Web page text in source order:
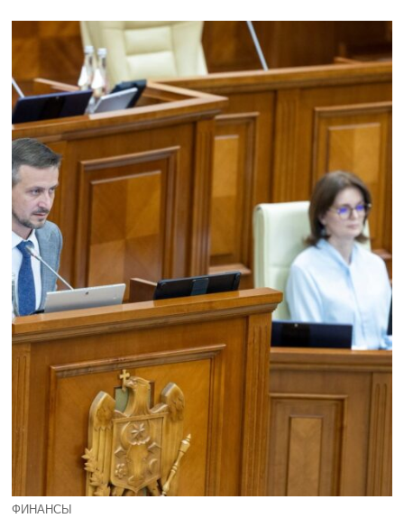
ФИНАНСЫ